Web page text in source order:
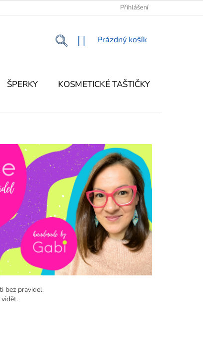
KORFU - MŮJ PRŮVODCE OSTROVEM
Přihlášení
NÁKUPNÍ
Prázdný košík
ŠPERKY KOSMETICKÉ TAŠTIČKY
bez pravidel.